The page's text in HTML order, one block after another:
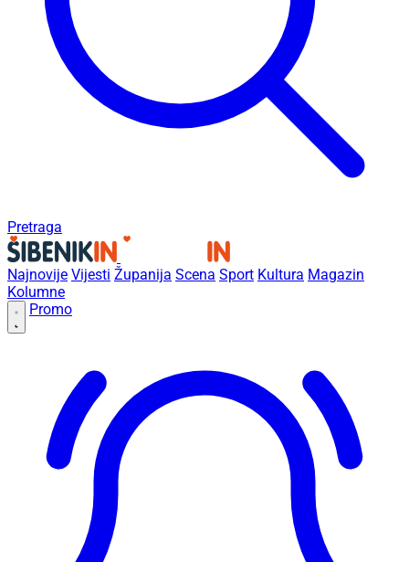
Pretraga
Najnovije Vijesti Županija Scena Sport Kultura Magazin
Kolumne
Promo